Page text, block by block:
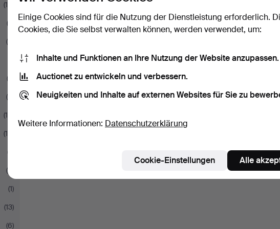
(10)
(2)
(6)
(3)
(5)
(10)
(18)
(7)
(4)
(1)
(13)
(6)
KONVOLUT
VERSCHIEDENER
6 Tage
41 USD
ZWEI FAST IDENTISCHE
BLEIDOSEN MIT DECKEL.
6 Tage
81 USD
EIN
6 Tage
54 USD
Einige Cookies sind für die Nutzung der Dienstleistung erforderlich.
Cookies, die Sie selbst verwalten können, werden verwendet, um:
Inhalte und Funktionen an Ihre Nutzung der Website anzupassen.
Auctionet zu entwickeln und verbessern.
Neuigkeiten und Inhalte auf externen Websites für Sie zu
Weitere Informationen: Datenschutzerklärung
Cookie-Einstellungen Alle